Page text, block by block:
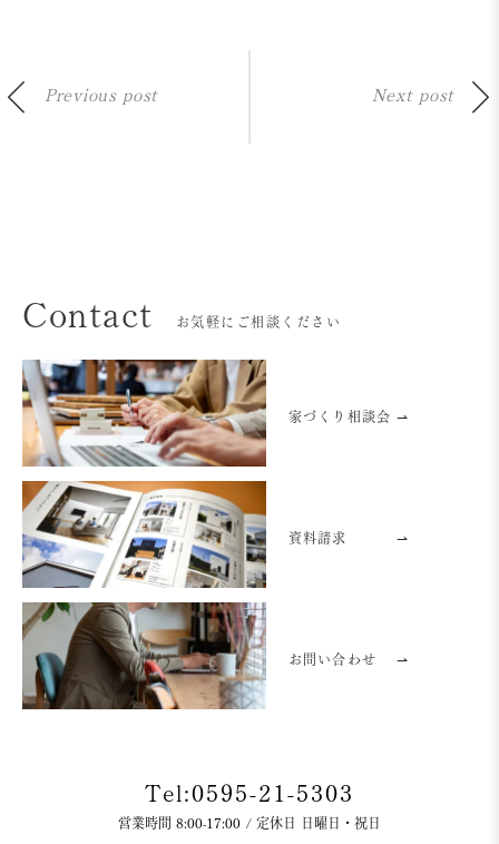
Previous post Next post
Contact お気軽にご相談ください
家づくり相談会 ⇀
資料請求 ⇀
お問い合わせ ⇀
Tel:0595-21-5303
営業時間 8:00-17:00 / 定休日 日曜日・祝日